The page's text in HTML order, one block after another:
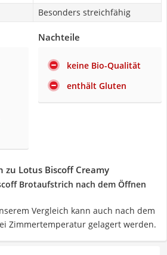
Besonders streichfähig
Nachteile
keine Bio-Qualität
enthält Gluten
Lotus Biscoff Creamy
Brotaufstrich nach dem Öffnen
Vergleich kann auch nach dem
Zimmertemperatur gelagert werden.